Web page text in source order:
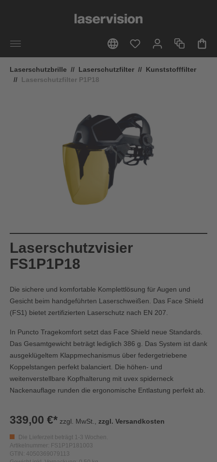
Laserschutzbrille // Laserschutzfilter // Kunststofffilter
// Laserschutzfilter P1P18
Laserschutzvisier
FS1P1P18
Die sichere und komfortable Komplettlösung für Augen und
Gesicht beim handgeführten Laserschweißen. Das Face Shield
(FS1) bietet zertifizierten Laserschutz nach EN 207.
In Puncto Tragekomfort setzt das Face Shield neue Standards.
Das Gesamtgewicht beträgt lediglich 386 g. Das System ist dank
ausgeklügeltem Klappmechanismus über federgetriebene
Koppelstangen perfekt balanciert. Die höhen- und
weitenverstellbare Kopfhalterung mit uvex spiderneck
Nackenauflage runden die ergonomische Entlastung perfekt ab.
339,00 €* zzgl. MwSt., zzgl. Versandkosten
Die Lieferzeit beträgt 1-3 Wochen.
Artikelnummer: FS1P1P181003
GTIN: 4050369079113